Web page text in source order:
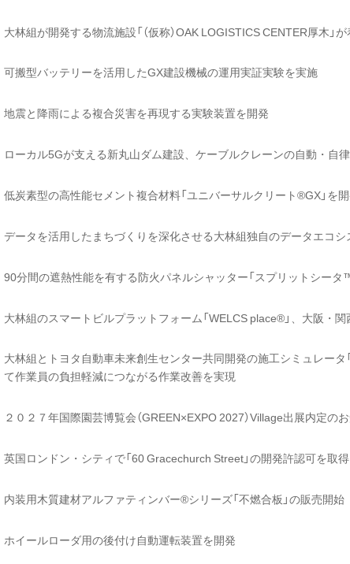
大林組が開発する物流施設「（仮称）OAK LOGISTICS CENTER厚木」
可搬型バッテリーを活用したGX建設機械の運用実証実験を実施
地震と降雨による複合災害を再現する実験装置を開発
ローカル5Gが支える新丸山ダム建設、ケーブルクレーンの自動・自
低炭素型の高性能セメント複合材料「ユニバーサルクリート®GX」を
データを活用したまちづくりを深化させる大林組独自のデータエコ
90分間の遮熱性能を有する防火パネルシャッター「スプリットシータ
大林組のスマートビルプラットフォーム「WELCS place®」、大阪・
大林組とトヨタ自動車未来創生センター共同開発の施工シミュレー
て作業員の負担軽減につながる作業改善を実現
２０２７年国際園芸博覧会（GREEN×EXPO 2027）Village出展内定の
英国ロンドン・シティで「60 Gracechurch Street」の開発許認可を取得
内装用木質建材アルファティンバー®シリーズ「不燃合板」の販売開始
ホイールローダ用の後付け自動運転装置を開発